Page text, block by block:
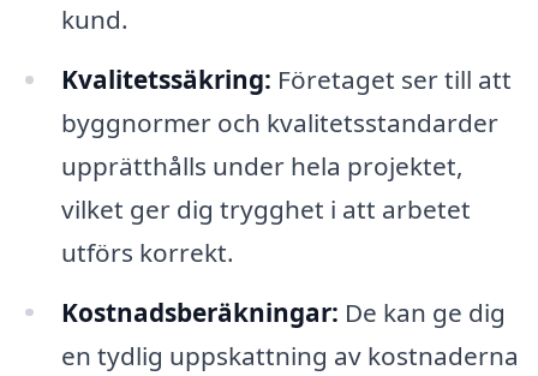
kund.
Kvalitetssäkring: Företaget ser till att
byggnormer och kvalitetsstandarder
upprätthålls under hela projektet,
vilket ger dig trygghet i att arbetet
utförs korrekt.
Kostnadsberäkningar: De kan ge dig
en tydlig uppskattning av kostnaderna